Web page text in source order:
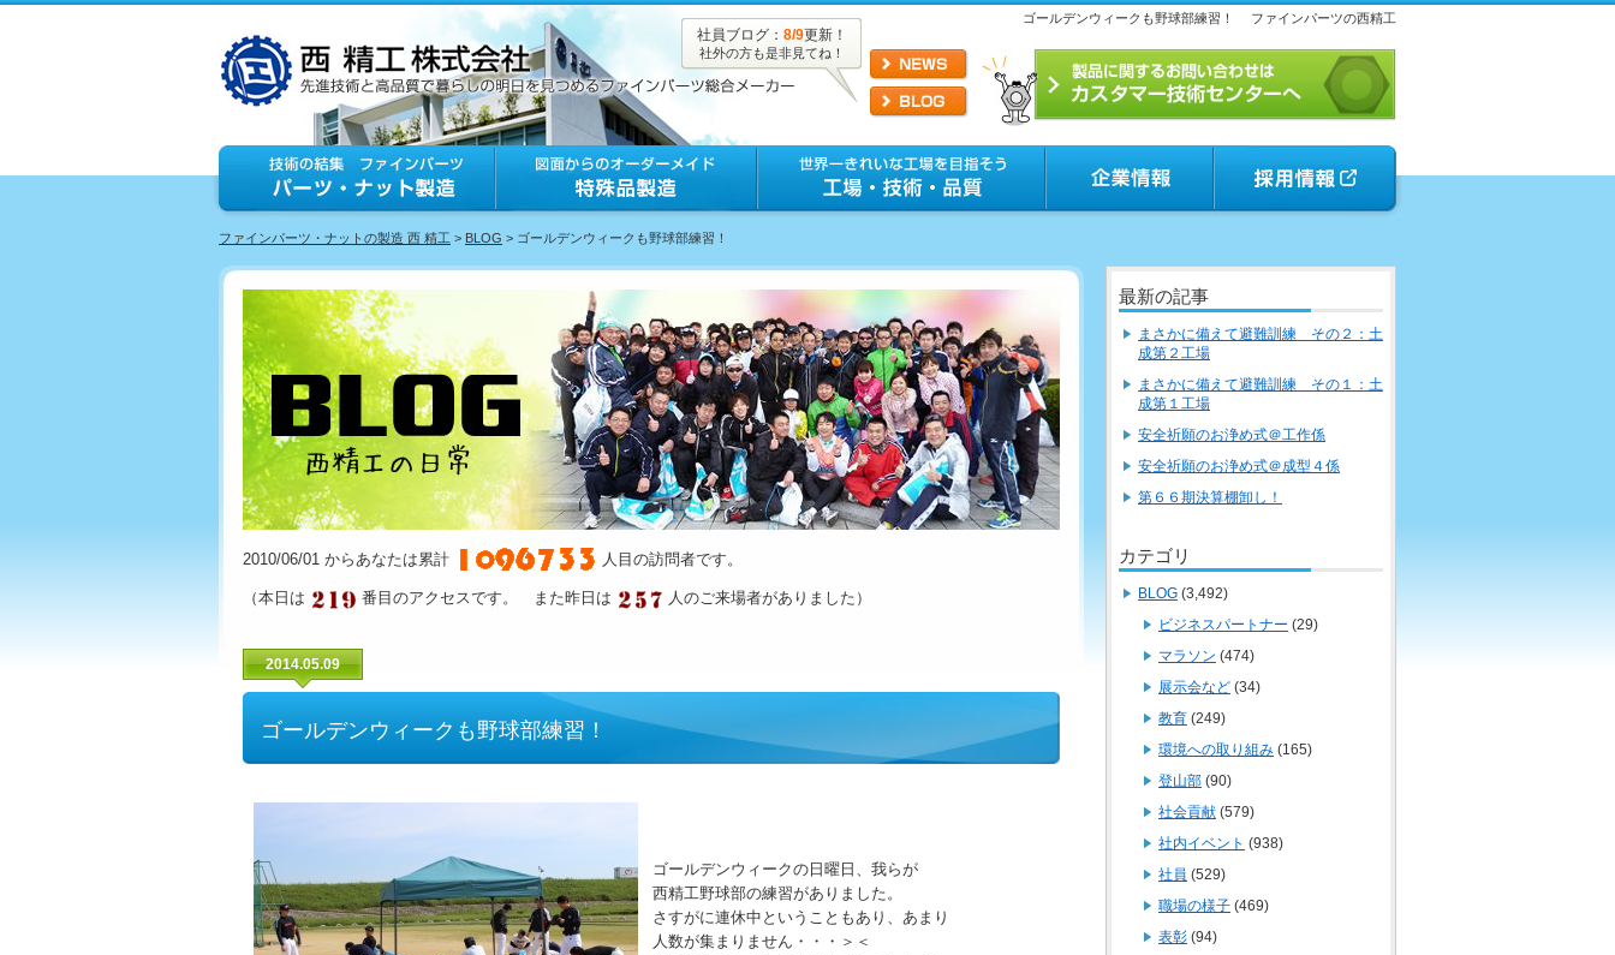
ゴールデンウィークも野球部練習！ ファインパーツの西精工
社員ブログ： 8/9更新！
社外の方も是非見てね！
ファインパーツ・ナットの製造 西 精工 > BLOG > ゴールデンウィークも野球部練習！
2010/06/01 からあなたは累計 人目の訪問者です。
（本日は 番目のアクセスです。 また昨日は 人のご来場者がありました）
2014.05.09
ゴールデンウィークも野球部練習！
ゴールデンウィークの日曜日、我らが
西精工野球部の練習がありました。
さすがに連休中ということもあり、あまり
人数が集まりません・・・＞＜
最新の記事
まさかに備えて避難訓練 その２：土
成第２工場
まさかに備えて避難訓練 その１：土
成第１工場
安全祈願のお浄め式＠工作係
安全祈願のお浄め式＠成型４係
第６６期決算棚卸し！
カテゴリ
BLOG (3,492)
ビジネスパートナー (29)
マラソン (474)
展示会など (34)
教育 (249)
環境への取り組み (165)
登山部 (90)
社会貢献 (579)
社内イベント (938)
社員 (529)
職場の様子 (469)
表彰 (94)